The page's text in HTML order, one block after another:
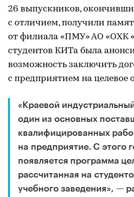
26 выпускников,
с отличием, получили
от филиала «ПМУ» АО «ОХК
студентов КИТа была
возможность заключить
с предприятием на целевое
«Краевой
один из основных
квалифицированных
на предприятие. С этого
появляется программа
рассчитанная на
учебного заведения», —